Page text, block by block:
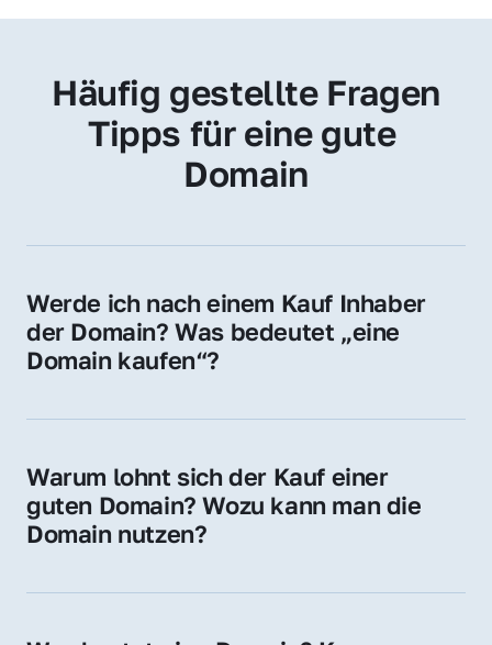
Häufig gestellte Fragen
Tipps für eine gute
Domain
Werde ich nach einem Kauf Inhaber
der Domain? Was bedeutet „eine
Domain kaufen“?
Sie erhalten alle Rechte zur Nutzung,
Domain.
Warum lohnt sich der Kauf einer
guten Domain? Wozu kann man die
Domain nutzen?
Vertrauen und Markenwert. Nutzen Sie sie